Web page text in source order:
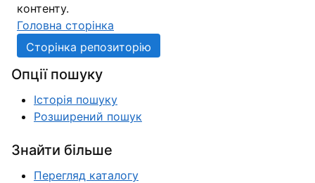
контенту.
Головна сторінка
Сторінка репозиторію
Опції пошуку
Історія пошуку
Розширений пошук
Знайти більше
Перегляд каталогу